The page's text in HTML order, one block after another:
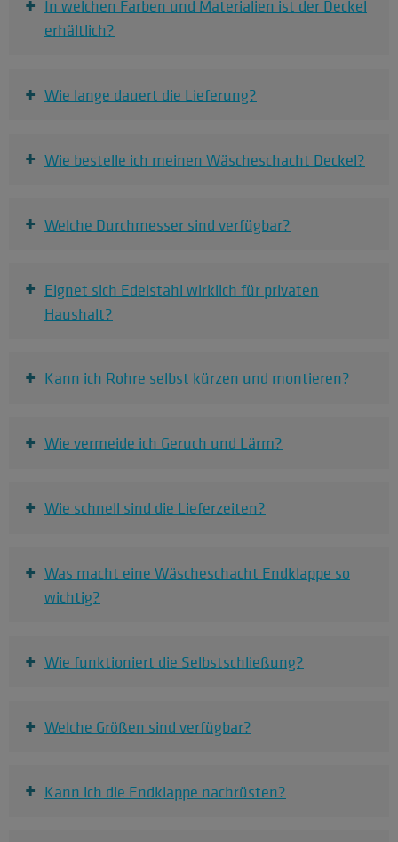
In welchen Farben und Materialien ist der Deckel
erhältlich?
+ Wie lange dauert die Lieferung?
+ Wie bestelle ich meinen Wäscheschacht Deckel?
+ Welche Durchmesser sind verfügbar?
+ Eignet sich Edelstahl wirklich für privaten
Haushalt?
+ Kann ich Rohre selbst kürzen und montieren?
+ Wie vermeide ich Geruch und Lärm?
+ Wie schnell sind die Lieferzeiten?
+ Was macht eine Wäscheschacht Endklappe so
wichtig?
+ Wie funktioniert die Selbstschließung?
+ Welche Größen sind verfügbar?
+ Kann ich die Endklappe nachrüsten?